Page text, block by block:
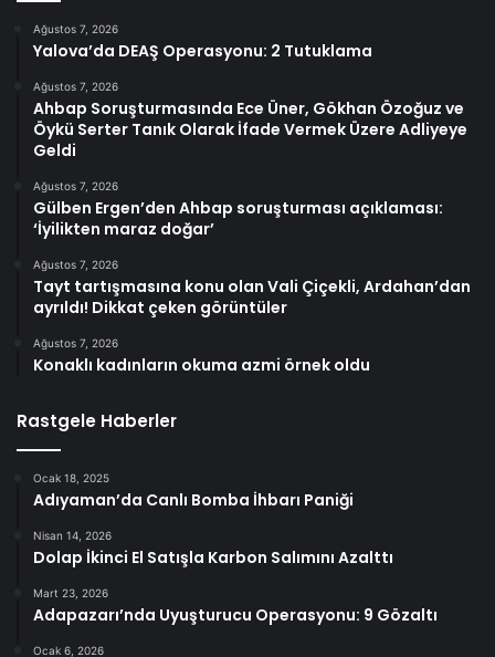
Ağustos 7, 2026
Yalova’da DEAŞ Operasyonu: 2 Tutuklama
Ağustos 7, 2026
Ahbap Soruşturmasında Ece Üner, Gökhan Özoğuz ve
Öykü Serter Tanık Olarak İfade Vermek Üzere Adliyeye
Geldi
Ağustos 7, 2026
Gülben Ergen’den Ahbap soruşturması açıklaması:
‘İyilikten maraz doğar’
Ağustos 7, 2026
Tayt tartışmasına konu olan Vali Çiçekli, Ardahan’dan
ayrıldı! Dikkat çeken görüntüler
Ağustos 7, 2026
Konaklı kadınların okuma azmi örnek oldu
Rastgele Haberler
Ocak 18, 2025
Adıyaman’da Canlı Bomba İhbarı Paniği
Nisan 14, 2026
Dolap İkinci El Satışla Karbon Salımını Azalttı
Mart 23, 2026
Adapazarı’nda Uyuşturucu Operasyonu: 9 Gözaltı
Ocak 6, 2026